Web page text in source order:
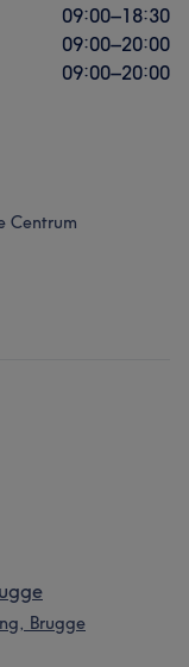
09:00–18:30
09:00–20:00
09:00–20:00
Centrum
Brugge